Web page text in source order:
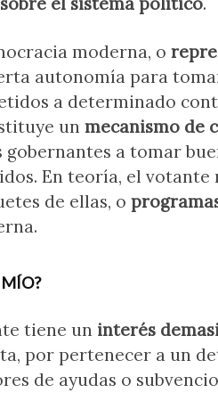
moderna, o
autonomía para
a determinado
un mecanismo de
a tomar
En teoría, el
de ellas, o
MÍO?
tiene un interés
por pertenecer a un
de ayudas o